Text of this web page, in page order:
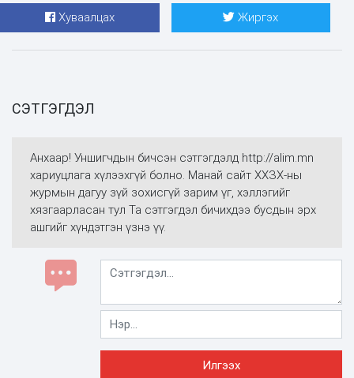
Хуваалцах Жиргэх
СЭТГЭГДЭЛ
Анхаар! Уншигчдын бичсэн сэтгэгдэлд http://alim.mn
хариуцлага хүлээхгүй болно. Манай сайт ХХЗХ-ны
журмын дагуу зүй зохисгүй зарим үг, хэллэгийг
хязгаарласан тул Та сэтгэгдэл бичихдээ бусдын эрх
ашгийг хүндэтгэн үзнэ үү.